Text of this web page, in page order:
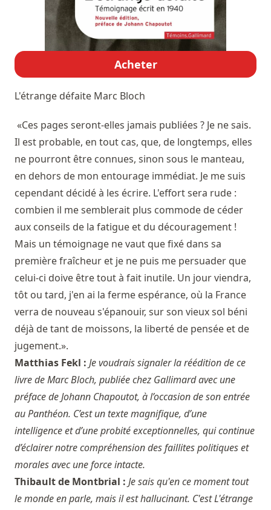
Acheter
L'étrange défaite Marc Bloch
«Ces pages seront-elles jamais publiées ? Je ne sais.
Il est probable, en tout cas, que, de longtemps, elles
ne pourront être connues, sinon sous le manteau,
en dehors de mon entourage immédiat. Je me suis
cependant décidé à les écrire. L'effort sera rude :
combien il me semblerait plus commode de céder
aux conseils de la fatigue et du découragement !
Mais un témoignage ne vaut que fixé dans sa
première fraîcheur et je ne puis me persuader que
celui-ci doive être tout à fait inutile. Un jour viendra,
tôt ou tard, j'en ai la ferme espérance, où la France
verra de nouveau s'épanouir, sur son vieux sol béni
déjà de tant de moissons, la liberté de pensée et de
jugement.».
Matthias Fekl : Je voudrais signaler la réédition de ce
livre de Marc Bloch, publiée chez Gallimard avec une
préface de Johann Chapoutot, à l’occasion de son entrée
au Panthéon. C’est un texte magnifique, d’une
intelligence et d’une probité exceptionnelles, qui continue
d’éclairer notre compréhension des faillites politiques et
morales avec une force intacte.
Thibault de Montbrial : Je sais qu'en ce moment tout
le monde en parle, mais il est hallucinant. C'est L'étrange